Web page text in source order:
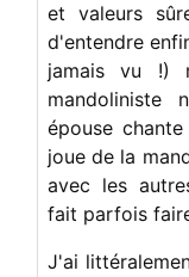
et valeurs
d'entendre
jamais vu !)
mandoliniste
épouse
joue de la
avec les
fait parfois
J'ai